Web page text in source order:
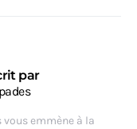
par
vous emmène à la